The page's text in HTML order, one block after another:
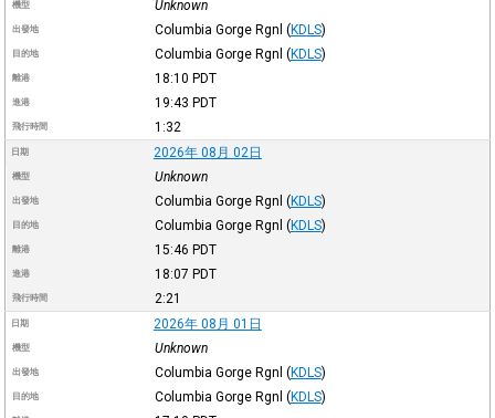
機型 Unknown
出發地 Columbia Gorge Rgnl (KDLS)
目的地 Columbia Gorge Rgnl (KDLS)
離港 18:10 PDT
進港 19:43 PDT
飛行時間 1:32
日期 2026年 08月 02日
機型 Unknown
出發地 Columbia Gorge Rgnl (KDLS)
目的地 Columbia Gorge Rgnl (KDLS)
離港 15:46 PDT
進港 18:07 PDT
飛行時間 2:21
日期 2026年 08月 01日
機型 Unknown
出發地 Columbia Gorge Rgnl (KDLS)
目的地 Columbia Gorge Rgnl (KDLS)